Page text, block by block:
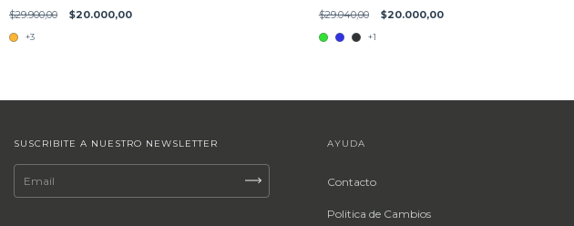
$29.900,00 $20.000,00
+3
$29.040,00 $20.000,00
+1
SUSCRIBITE A NUESTRO NEWSLETTER AYUDA
Contacto
Politica de Cambios